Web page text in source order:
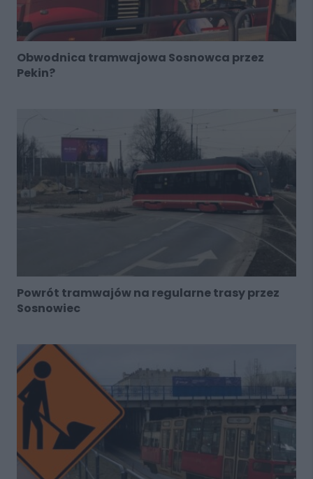
Obwodnica tramwajowa Sosnowca przez
Pekin?
Powrót tramwajów na regularne trasy przez
Sosnowiec